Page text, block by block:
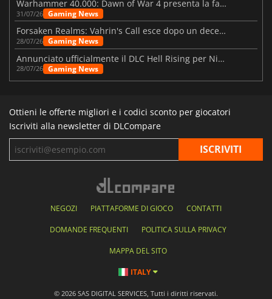
Warhammer 40.000: Dawn of War 4 presenta la fazione dei Necron
31/07/26 Gaming News
Forsaken Realms: Vahrin's Call esce dopo un decennio di sviluppo
28/07/26 Gaming News
Annunciato ufficialmente il DLC Hell Rising per Nioh 3
28/07/26 Gaming News
Ottieni le offerte migliori e i codici sconto per giocatori
Iscriviti alla newsletter di DLCompare
NEGOZI PIATTAFORME DI GIOCO CONTATTI
DOMANDE FREQUENTI POLITICA SULLA PRIVACY
MAPPA DEL SITO
ITALY
© 2026 SAS DIGITAL SERVICES, Tutti i diritti riservati.